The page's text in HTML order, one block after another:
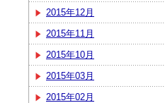
2015年12月
2015年11月
2015年10月
2015年03月
2015年02月